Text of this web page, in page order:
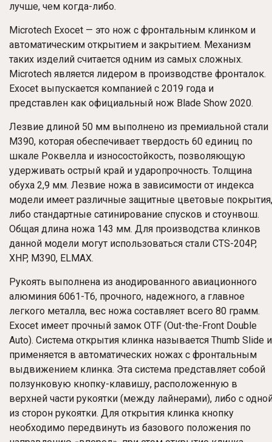
лучше, чем когда-либо.
Microtech Exocet — это нож с фронтальным клинком и
автоматическим открытием и закрытием. Механизм
таких изделий считается одним из самых сложных.
Microtech является лидером в производстве фронталок.
Exocet выпускается компанией с 2019 года и
представлен как официальный нож Blade Show 2020.
Лезвие длиной 50 мм выполнено из премиальной стали
M390, которая обеспечивает твердость 60 единиц по
шкале Роквелла и износостойкость, позволяющую
удерживать острый край и ударопрочность. Толщина
обуха 2,9 мм. Лезвие ножа в зависимости от индекса
модели имеет различные защитные цветовые покрытия,
либо стандартные сатинирование спусков и стоунвош.
Общая длина ножа 143 мм. Для производства клинков
данной модели могут использоваться стали CTS-204P,
XHP, M390, ELMAX.
Рукоять выполнена из анодированного авиационного
алюминия 6061-T6, прочного, надежного, а главное
легкого металла, вес ножа составляет всего 80 грамм.
Exocet имеет прочный замок OTF (Out-the-Front Double
Auto). Система открытия клинка называется Thumb Slide и
применяется в автоматических ножах с фронтальным
выдвижением клинка. Эта система представляет собой
ползунковую кнопку-клавишу, расположенную в
верхней части рукоятки (между лайнерами), либо с
из сторон рукоятки. Для открытия клинка кнопку
необходимо передвинуть из базового положения по